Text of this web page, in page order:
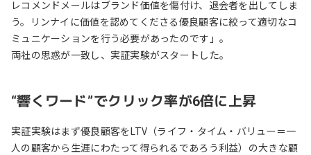
レコメンドメールはブランド価値を傷付け、退会者を出してしま
う。リンナイに価値を認めてくださる優良顧客に絞って適切なコ
ミュニケーションを行う必要があったのです」。
両社の思惑が一致し、実証実験がスタートした。
“響くワード”でクリック率が6倍に上昇
実証実験はまず優良顧客をLTV（ライフ・タイム・バリュー＝一
人の顧客から生涯にわたって得られるであろう利益）の大きな顧